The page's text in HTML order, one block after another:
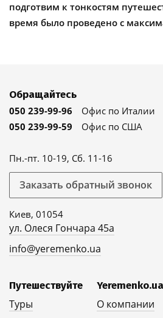
подготвим к тонкостям
время было проведено с
Обращайтесь
050 239-99-96
Офис по Италии
050 239-99-59
Офис по США
Пн.-пт. 10-19, Сб. 11-16
Заказать обратный звонок
Киев, 01054
ул. Олеся Гончара 45а
info@yeremenko.ua
Путешествуйте
Туры
Yeremenko.ua
О компании